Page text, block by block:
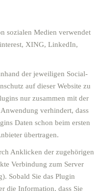
sozialen Medien verwendet
XING, LinkedIn,
der jeweiligen Social-
auf dieser Website zu
nur zusammen mit der
verhindert, dass
Daten schon beim ersten
übertragen.
Anklicken der zugehörigen
Verbindung zum Server
Sobald Sie das Plugin
die Information, dass Sie